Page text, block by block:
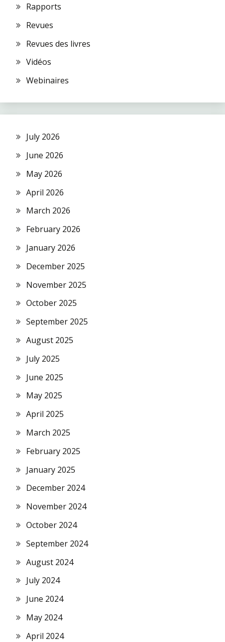
Rapports
Revues
Revues des livres
Vidéos
Webinaires
July 2026
June 2026
May 2026
April 2026
March 2026
February 2026
January 2026
December 2025
November 2025
October 2025
September 2025
August 2025
July 2025
June 2025
May 2025
April 2025
March 2025
February 2025
January 2025
December 2024
November 2024
October 2024
September 2024
August 2024
July 2024
June 2024
May 2024
April 2024